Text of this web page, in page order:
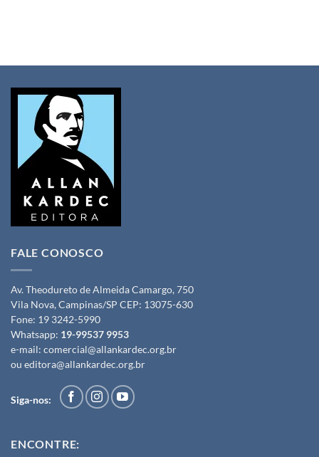
FALE CONOSCO
Av. Theodureto de Almeida Camargo, 750
Vila Nova, Campinas/SP CEP: 13075-630
Fone: 19 3242-5990
Whatsapp: 19-99537 9953
e-mail: comercial@allankardec.org.br
ou editora@allankardec.org.br
Siga-nos:
ENCONTRE: